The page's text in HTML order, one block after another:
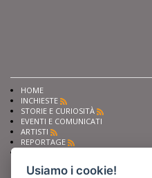
HOME
INCHIESTE
STORIE E CURIOSITÀ
EVENTI E COMUNICATI
ARTISTI
REPORTAGE
Usiamo i cookie!